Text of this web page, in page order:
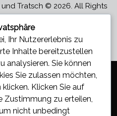
Tratsch © 2026. All Rights
mit dem
Ihr Nutzererlebnis zu
Inhalte bereitzustellen
analysieren. Sie können
Sie zulassen möchten,
klicken. Klicken Sie auf
Zustimmung zu erteilen,
um nicht unbedingt